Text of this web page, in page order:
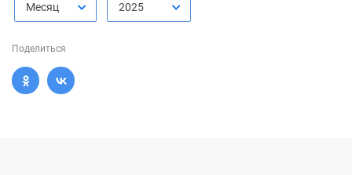
Месяц 2025
Поделиться